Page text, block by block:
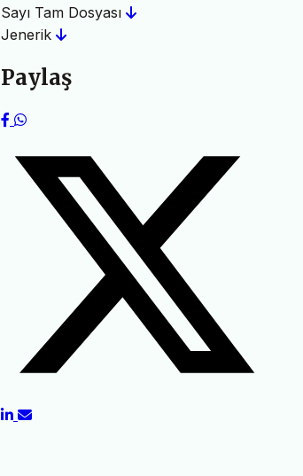
Sayı Tam Dosyası
Jenerik
Paylaş